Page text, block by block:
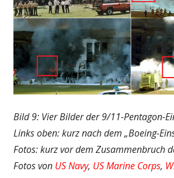
Bild 9: Vier Bilder der 9/11-Pentagon-
Links oben: kurz nach dem „Boeing-
Fotos: kurz vor dem Zusammenbruch
Fotos von US Navy, US Marine Corps,